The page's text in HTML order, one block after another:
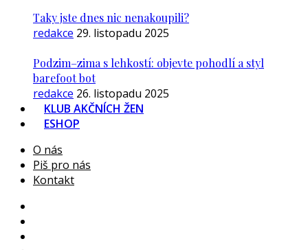
Taky jste dnes nic nenakoupili?
redakce 29. listopadu 2025
Podzim–zima s lehkostí: objevte pohodlí a styl
barefoot bot
redakce 26. listopadu 2025
KLUB AKČNÍCH ŽEN
ESHOP
O nás
Piš pro nás
Kontakt